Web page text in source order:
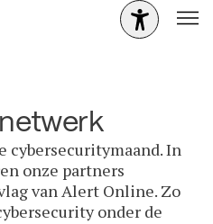
cybersecuritymaand. In
onze partners
van Alert Online. Zo
onder de